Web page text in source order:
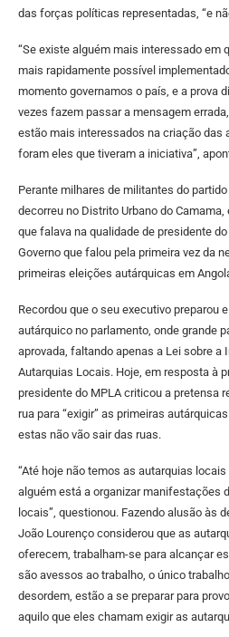
das forças políticas representadas, “e
“Se existe alguém mais interessado em
mais rapidamente possível
momento governamos o país, e a prova
vezes fazem passar a mensagem
estão mais interessados na criação das
foram eles que tiveram a iniciativa”,
Perante milhares de militantes do
decorreu no Distrito Urbano do Camama,
que falava na qualidade de presidente
Governo que falou pela primeira vez da
primeiras eleições autárquicas em
Recordou que o seu executivo preparou
autárquico no parlamento, onde grande
aprovada, faltando apenas a Lei sobre a
Autarquias Locais. Hoje, em resposta à
presidente do MPLA criticou a pretensa
rua para “exigir” as primeiras
estas não vão sair das ruas.
“Até hoje não temos as autarquias
alguém está a organizar manifestações
locais”, questionou. Fazendo alusão às
João Lourenço considerou que as
oferecem, trabalham-se para alcançar
são avessos ao trabalho, o único
desordem, estão a se preparar para
aquilo que eles chamam exigir as